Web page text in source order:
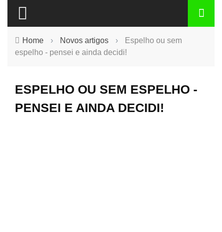
Home › Novos artigos ›
Espelho ou sem
espelho - pensei e ainda decidi!
ESPELHO OU SEM ESPELHO -
PENSEI E AINDA DECIDI!